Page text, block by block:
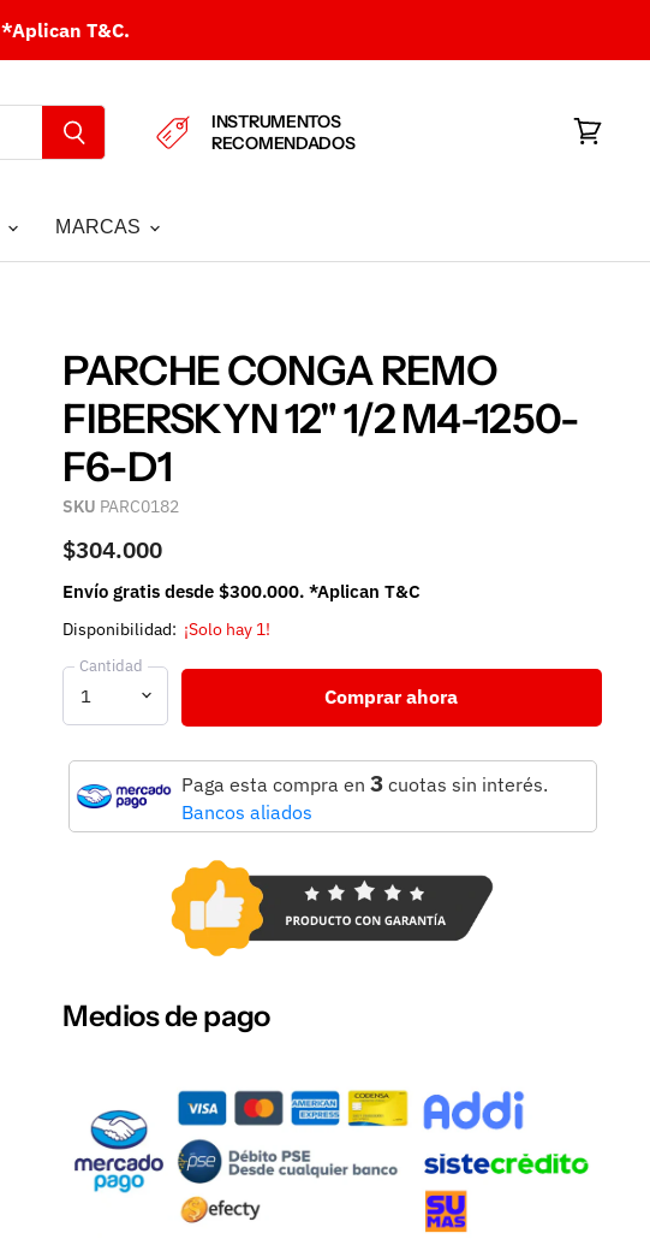
*Aplican T&C.
INSTRUMENTOS
RECOMENDADOS
MARCAS
PARCHE CONGA REMO
FIBERSKYN 12" 1/2 M4-1250-
F6-D1
SKU PARC0182
$304.000
Envío gratis desde $300.000. *Aplican T&C
Disponibilidad: ¡Solo hay 1!
Cantidad
Comprar ahora
Paga esta compra en 3cuotas sin interés.
Bancos aliados
Medios de pago